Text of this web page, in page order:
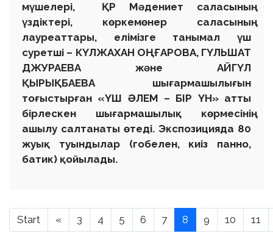
мүшелері, ҚР Мәдениет саласының
үздіктері, көркемөнер саласының
лауреаттары, елімізге танымал үш
суретші – КҮЛЖАХАН ОҢҒАРОВА, ГҮЛЬШАТ
ДЖУРАЕВА және АЙГҮЛ
ҚЫРЫҚБАЕВА шығармашылығын
тоғыстырған «ҮШ ӘЛЕМ – БІР ҮН» атты
бірлескен шығармашылық көрмесінің
ашылу салтанаты өтеді. Экспозицияда 80
жуық туындылар (гобелен, киіз панно,
батик) қойылады.
Start « 3 4 5 6 7 8 9 10 11